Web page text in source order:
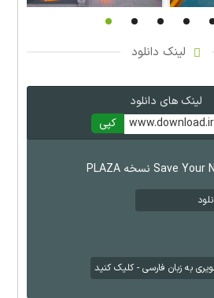
لینک دانلود
لینک های دانلود
www.download.ir کپی
به زبان فارسی - کلیک کنید